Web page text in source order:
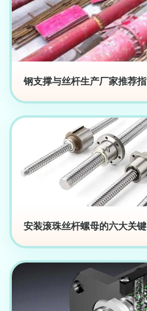
钢支撑与丝杆生产厂家推荐
安装滚珠丝杆螺母的六大关